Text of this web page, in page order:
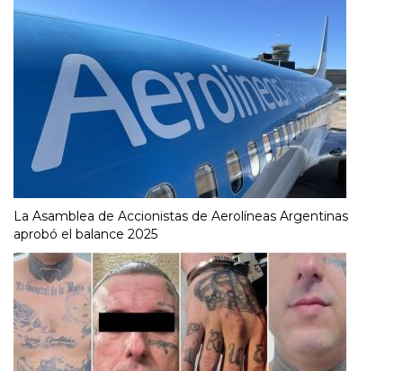
La Asamblea de Accionistas de Aerolíneas Argentinas
aprobó el balance 2025